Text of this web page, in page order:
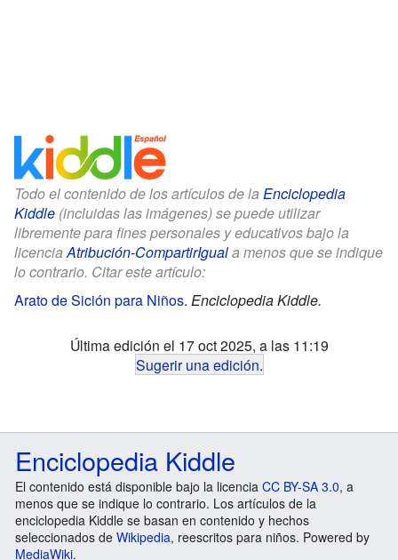
Todo el contenido de los artículos de la Enciclopedia
Kiddle (incluidas las imágenes) se puede utilizar
libremente para fines personales y educativos bajo la
licenciaAtribución-CompartirIguala menos que se indique
lo contrario. Citar este artículo:
Arato de Sición para Niños. Enciclopedia Kiddle.
Última edición el 17 oct 2025, a las 11:19
Sugerir una edición.
Enciclopedia Kiddle
El contenido está disponible bajo la licencia CC BY-SA 3.0, a
menos que se indique lo contrario. Los artículos de la
enciclopedia Kiddle se basan en contenido y hechos
seleccionados de Wikipedia, reescritos para niños. Powered by
MediaWiki.